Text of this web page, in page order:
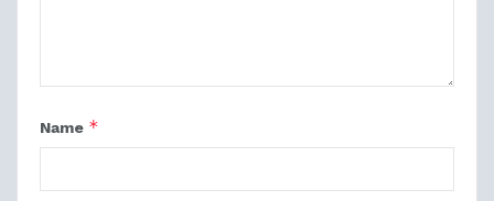
Name *